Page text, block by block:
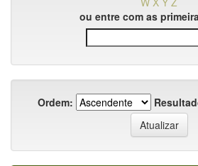
ou entre com as
Ordem: